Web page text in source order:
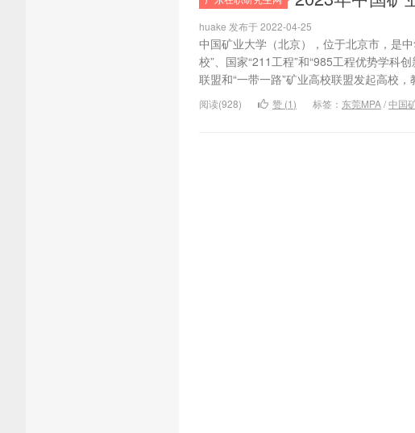
huake 发布于 2022-04-25
中国矿业大学（北京），位于北京市，是
校”、国家“211工程”和“985工程优势学科
联盟和“一带一路”矿业高校联盟发起高校
阅读(928) 赞 (1) 标签： 东莞MPA/中国